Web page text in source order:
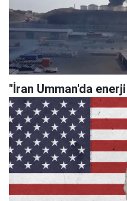
"İran Umman'da